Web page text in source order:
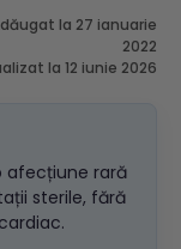
la 27 ianuarie
2022
la 12 iunie 2026
afecțiune rară
sterile, fără